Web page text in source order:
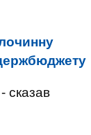
сказав